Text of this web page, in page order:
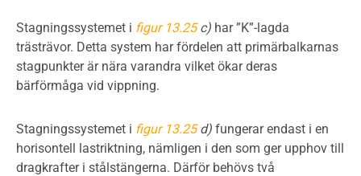
Stagningssystemet i figur 13.25c) har ”K”-lagda
trästrävor. Detta system har fördelen att primärbalkarnas
stagpunkter är nära varandra vilket ökar deras
bärförmåga vid vippning.
Stagningssystemet i figur 13.25d) fungerar endast i en
horisontell lastriktning, nämligen i den som ger upphov till
dragkrafter i stålstängerna. Därför behövs två